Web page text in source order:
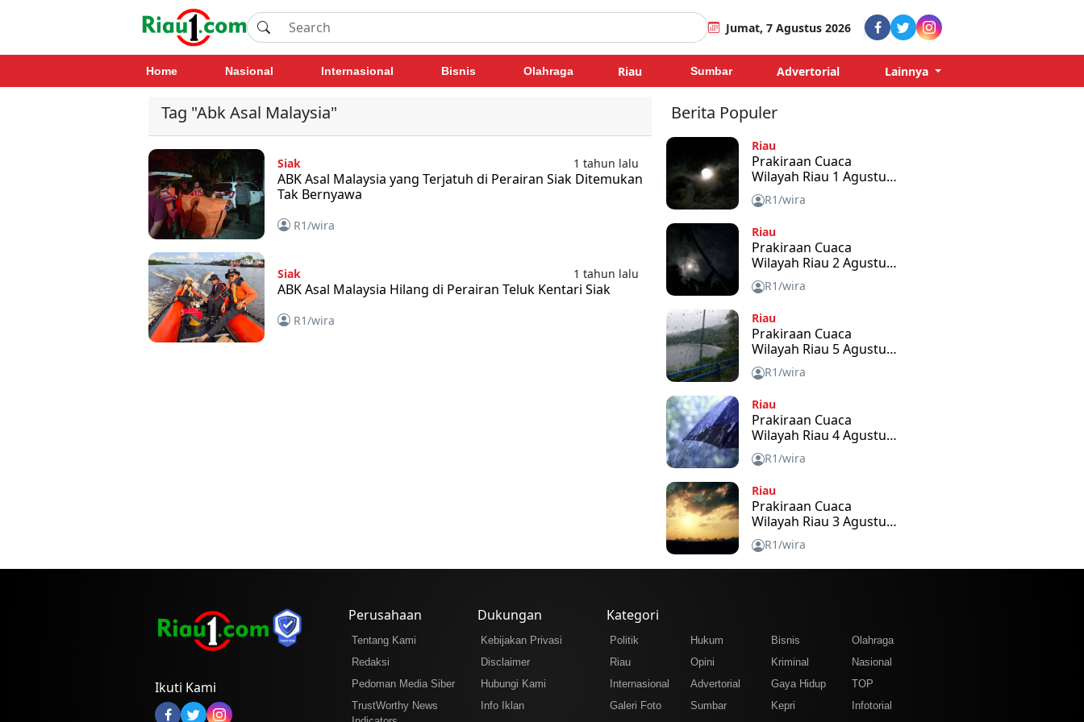
Jumat, 7 Agustus 2026
Home Nasional Internasional Bisnis Olahraga Riau Sumbar Advertorial Lainnya
Tag "Abk Asal Malaysia"
Siak 1 tahun lalu
ABK Asal Malaysia yang Terjatuh di Perairan Siak Ditemukan
Tak Bernyawa
R1/wira
Siak 1 tahun lalu
ABK Asal Malaysia Hilang di Perairan Teluk Kentari Siak
R1/wira
Berita Populer
Riau
Prakiraan Cuaca
Wilayah Riau 1 Agustus
2026R1/wira
Riau
Prakiraan Cuaca
Wilayah Riau 2 Agustus
2026R1/wira
Riau
Prakiraan Cuaca
Wilayah Riau 5 Agustus
2026R1/wira
Riau
Prakiraan Cuaca
Wilayah Riau 4 Agustus
2026R1/wira
Riau
Prakiraan Cuaca
Wilayah Riau 3 Agustus
2026R1/wira
Ikuti Kami
Perusahaan
Tentang Kami
Redaksi
Pedoman Media Siber
TrustWorthy News
Dukungan
Kebijakan Privasi
Disclaimer
Hubungi Kami
Info Iklan
Kategori
Politik Hukum Bisnis
Olahraga
Riau
Opini Kriminal
Nasional
Internasional
Advertorial Gaya Hidup
TOP
Galeri Foto
Sumbar Kepri Infotorial